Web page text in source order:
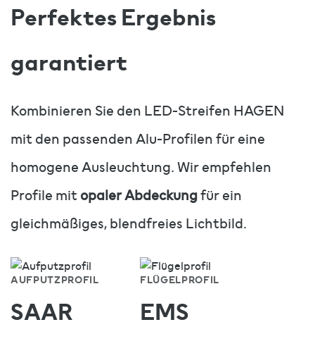
Perfektes Ergebnis
garantiert
Kombinieren Sie den LED-Streifen HAGEN
mit den passenden Alu-Profilen für eine
homogene Ausleuchtung. Wir empfehlen
Profile mitopaler Abdeckungfür ein
gleichmäßiges, blendfreies Lichtbild.
AUFPUTZPROFIL
SAAR
FLÜGELPROFIL
EMS